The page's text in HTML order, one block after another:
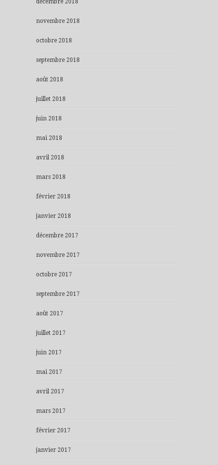
novembre 2018
octobre 2018
septembre 2018
août 2018
juillet 2018
juin 2018
mai 2018
avril 2018
mars 2018
février 2018
janvier 2018
décembre 2017
novembre 2017
octobre 2017
septembre 2017
août 2017
juillet 2017
juin 2017
mai 2017
avril 2017
mars 2017
février 2017
janvier 2017